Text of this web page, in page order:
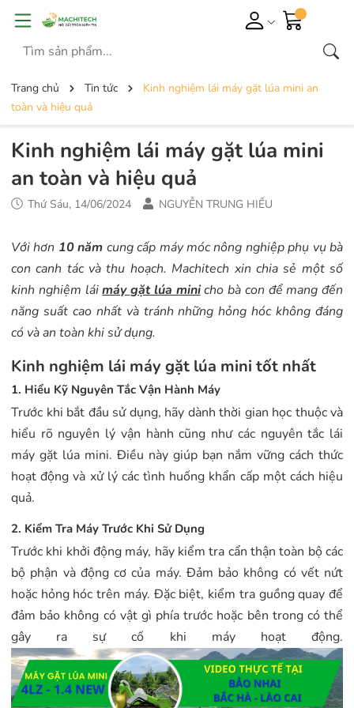
Trang chủ Tin tức
Kinh nghiệm lái máy gặt lúa mini an
toàn và hiệu quả
Kinh nghiệm lái máy gặt lúa mini
an toàn và hiệu quả
Thứ Sáu, 14/06/2024 NGUYỄN TRUNG HIẾU
Với hơn 10 năm cung cấp máy móc nông nghiệp phụ vụ bà
con canh tác và thu hoạch. Machitech xin chia sẻ một số
kinh nghiệm láimáy gặt lúa minicho bà con để mang đến
năng suất cao nhất và tránh những hỏng hóc không đáng
có và an toàn khi sử dụng.
Kinh nghiệm lái máy gặt lúa mini tốt nhất
1. Hiểu Kỹ Nguyên Tắc Vận Hành Máy
Trước khi bắt đầu sử dụng, hãy dành thời gian học thuộc và
hiểu rõ nguyên lý vận hành cũng như các nguyên tắc lái
máy gặt lúa mini. Điều này giúp bạn nắm vững cách thức
hoạt động và xử lý các tình huống khẩn cấp một cách hiệu
quả.
2. Kiểm Tra Máy Trước Khi Sử Dụng
Trước khi khởi động máy, hãy kiểm tra cẩn thận toàn bộ các
bộ phận và động cơ của máy. Đảm bảo không có vết nứt
hoặc hỏng hóc trên máy. Đặc biệt, kiểm tra guồng quay để
đảm bảo không có vật gì phía trước hoặc bên trong có thể
gây ra sự cố khi máy hoạt động.